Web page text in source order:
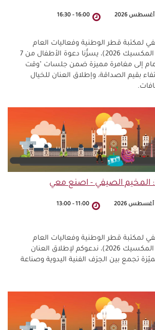
16:00
-
16:30
لمكتبة قطر الوطنية وفعاليات العام
الثقافي (قطر - كندا - المكسيك 2026)، يسرُّنا دعوة الأطفال من 7
إلى مغامرة مميزة ضمن جلسات "وقت
بقيم الصداقة، وإطلاق العنان للخيال
11:00
-
13:00
لمكتبة قطر الوطنية وفعاليات العام
الثقافي (قطر - كندا - المكسيك 2026)، ندعوكم لإطلاق العنان
تجمع بين الحِرَف الفنية اليدوية وصناعة